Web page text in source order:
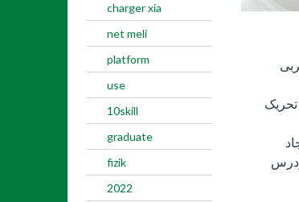
charger xia
net meli
platform
use
10skill
graduate
fizik
2022